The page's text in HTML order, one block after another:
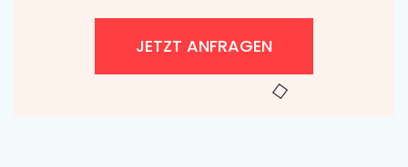
JETZT ANFRAGEN